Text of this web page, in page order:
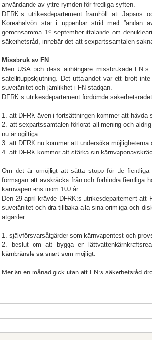
användande av yttre rymden för fredliga syften.
DFRK:s utrikesdepartement framhöll att Japans
Koreahalvön står i uppenbar strid med ”andan
gemensamma 19 septemberuttalande om
säkerhetsråd, innebär det att sexpartssamtalen
Missbruk av FN
Men USA och dess anhängare missbrukade
satellituppskjutning. Det uttalandet var ett brott
suveränitet och jämlikhet i FN-stadgan.
DFRK:s utrikesdepartement fördömde
1. att DFRK även i fortsättningen kommer att hävda
2. att sexpartssamtalen förlorat all mening och
nu är ogiltiga.
3. att DFRK nu kommer att undersöka
4. att DFRK kommer att stärka sin
Om det är omöjligt att sätta stopp för de fientliga
förmågan att avskräcka från och förhindra fientliga
kärnvapen ens inom 100 år.
Den 29 april krävde DFRK:s utrikesdepartement
suveränitet och dra tillbaka alla sina orimliga och
åtgärder:
1. självförsvarsåtgärder som kärnvapentest och
2. beslut om att bygga en
kärnbränsle så snart som möjligt.
Mer än en månad gick utan att FN:s säkerhetsråd